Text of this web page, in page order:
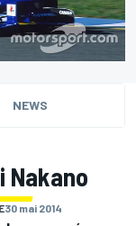
NEWS
Nakano
30 mai 2014